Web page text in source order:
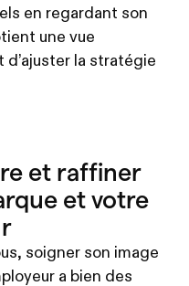
en regardant son
une vue
d’ajuster la stratégie
et raffiner
et votre
soigner son image
a bien des